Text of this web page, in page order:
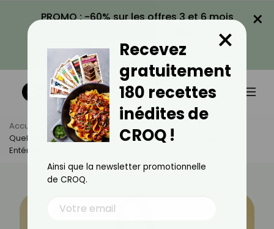
PROMO : -60% sur les offres 3 et 6 mois
VOIR LA PROMO
×
Accueil Actus
Santé
Quel Est Le Médicament Le Plus Efficace Contre La Gastro-
Entérite ?
Recevez
gratuitement
180 recettes
inédites de
CROQ !
×
Ainsi que la newsletter promotionnelle
de CROQ.